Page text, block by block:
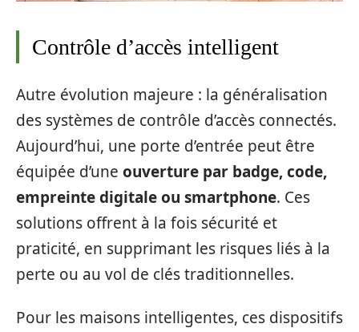
Contrôle d’accès intelligent
Autre évolution majeure : la généralisation
des systèmes de contrôle d’accès connectés.
Aujourd’hui, une porte d’entrée peut être
équipée d’une ouverture par badge, code,
empreinte digitale ou smartphone. Ces
solutions offrent à la fois sécurité et
praticité, en supprimant les risques liés à la
perte ou au vol de clés traditionnelles.
Pour les maisons intelligentes, ces dispositifs